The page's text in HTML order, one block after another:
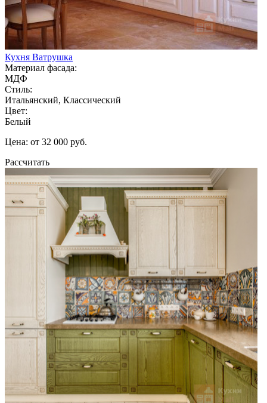
Кухня Ватрушка
Материал фасада:
МДФ
Стиль:
Итальянский, Классический
Цвет:
Белый
Цена: от 32 000 руб.
Рассчитать